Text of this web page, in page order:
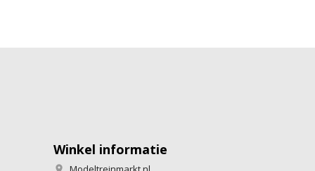
Winkel informatie